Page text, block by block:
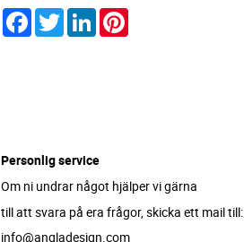
Facebook
TwitterLinkedIn
Personlig service
Om ni undrar något hjälper vi gärna
till att svara på era frågor, skicka ett mail till:
info@angladesign.com